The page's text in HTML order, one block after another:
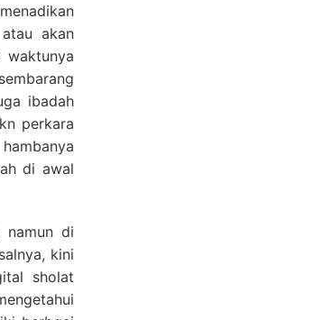
akan
ibadah
perkara
di awal
namun di
kini
sholat